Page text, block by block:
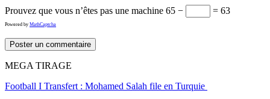
Prouvez que vous n’êtes pas une machine 65 − = 63
Powered by MathCaptcha
MEGA TIRAGE
Football I Transfert : Mohamed Salah file en Turquie